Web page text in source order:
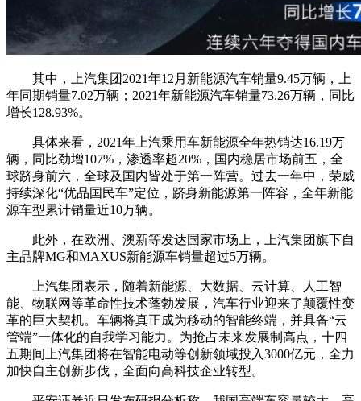
其中，上汽集团2021年12月新能源汽车销量9.45万辆，上
年同期销量7.02万辆；2021年新能源汽车销量73.26万辆，同比
增长128.93%。
具体来看，2021年上汽乘用车新能源全年热销达16.19万
辆，同比劲增107%，渗透率超20%，国内稳居市场前五，全
球跻身前六，全球及国内皆处于第一阵营。过去一年中，荣威
持续深化“优品国民车”定位，跻身新能源第一阵容，全年新能
源车型累计销量近10万辆。
此外，在欧洲、澳新等发达国家市场上，上汽集团旗下自
主品牌MG和MAXUS新能源车销量超过5万辆。
上汽集团表示，随着新能源、大数据、云计算、人工智
能、物联网等革命性技术蓬勃发展，汽车行业迎来了颠覆性变
革的巨大契机。车辆将真正成为移动的智能终端，并具备“云
管端”一体化的自我学习能力。为抢占未来发展制高点，十四
五期间上汽集团将在智能电动等创新领域投入3000亿元，全力
加快自主创新步伐，全面向高科技企业转型。